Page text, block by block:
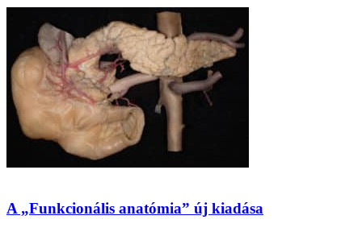
A „Funkcionális anatómia” új kiadása